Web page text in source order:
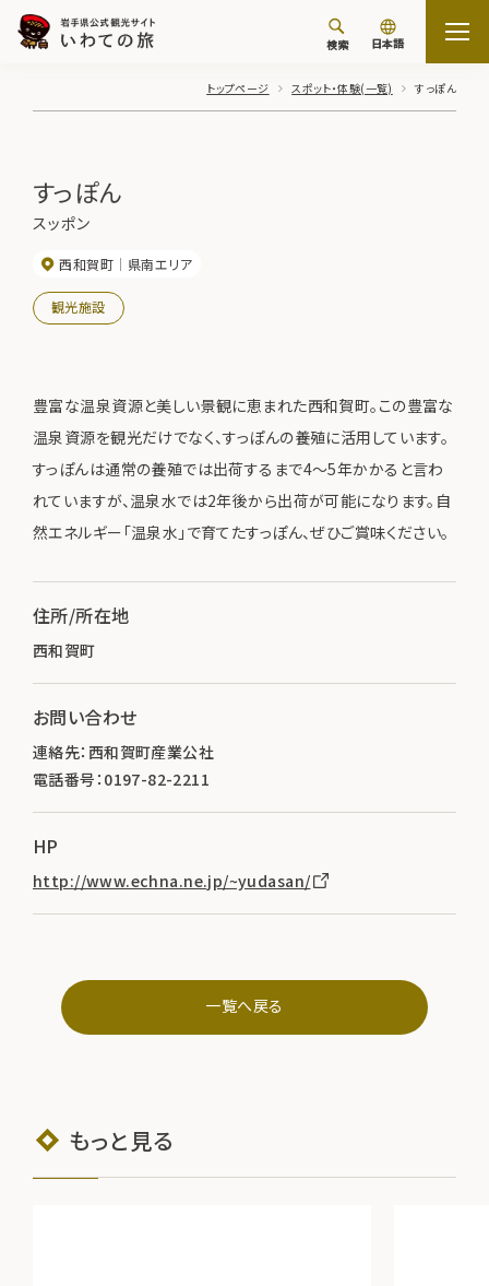
検索 日本語
トップページ スポット・体験(一覧) すっぽん
すっぽん
スッポン
西和賀町 県南エリア
観光施設
豊富な温泉資源と美しい景観に恵まれた西和賀町。この豊富な
温泉資源を観光だけでなく、すっぽんの養殖に活用しています。
すっぽんは通常の養殖では出荷するまで4～5年かかると言わ
れていますが、温泉水では2年後から出荷が可能になります。自
然エネルギー「温泉水」で育てたすっぽん、ぜひご賞味ください。
住所/所在地
西和賀町
お問い合わせ
連絡先：西和賀町産業公社
電話番号：0197-82-2211
HP
http://www.echna.ne.jp/~yudasan/
一覧へ戻る
もっと見る